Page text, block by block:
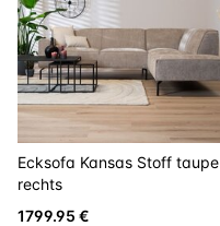
Ecksofa Kansas Stoff taupe
rechts
1799.95 €